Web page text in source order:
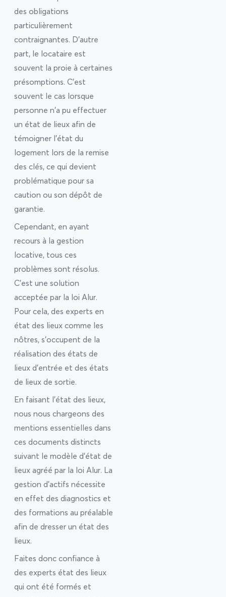
des obligations
particulièrement
contraignantes. D’autre
part, le locataire est
souvent la proie à certaines
présomptions. C’est
souvent le cas lorsque
personne n’a pu effectuer
un état de lieux afin de
témoigner l’état du
logement lors de la remise
des clés, ce qui devient
problématique pour sa
caution ou son dépôt de
garantie.
Cependant, en ayant
recours à la gestion
locative, tous ces
problèmes sont résolus.
C’est une solution
acceptée par la loi Alur.
Pour cela, des experts en
état des lieux comme les
nôtres, s’occupent de la
réalisation des états de
lieux d’entrée et des états
de lieux de sortie.
En faisant l’état des lieux,
nous nous chargeons des
mentions essentielles dans
ces documents distincts
suivant le modèle d’état de
lieux agréé par la loi Alur. La
gestion d’actifs nécessite
en effet des diagnostics et
des formations au préalable
afin de dresser un état des
lieux.
Faites donc confiance à
des experts état des lieux
qui ont été formés et